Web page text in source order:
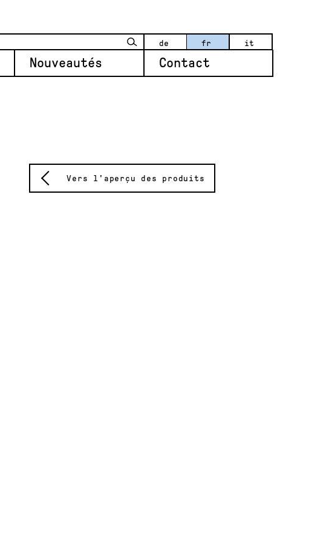
Nouveautés Contact
de it
fr
Vers l'aperçu des produits